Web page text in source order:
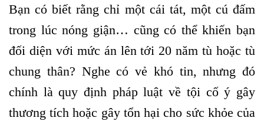
Bạn có biết rằng chỉ một cái tát, một cú đấm
trong lúc nóng giận… cũng có thể khiến bạn
đối diện với mức án lên tới 20 năm tù hoặc tù
chung thân? Nghe có vẻ khó tin, nhưng đó
chính là quy định pháp luật về tội cố ý gây
thương tích hoặc gây tổn hại cho sức khỏe của